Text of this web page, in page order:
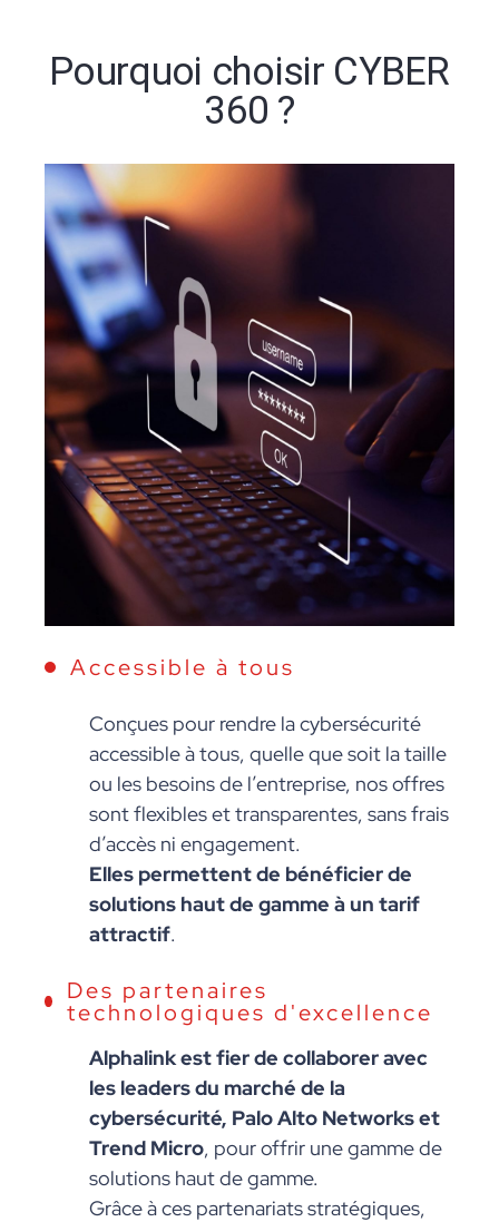
Pourquoi choisir CYBER
360 ?
Accessible à tous
Conçues pour rendre la cybersécurité
accessible à tous, quelle que soit la taille
ou les besoins de l’entreprise, nos offres
sont flexibles et transparentes, sans frais
d’accès ni engagement.
Elles permettent de bénéficier de
solutions haut de gamme à un tarif
attractif.
Des partenaires
technologiques d'excellence
Alphalink est fier de collaborer avec
les leaders du marché de la
cybersécurité, Palo Alto Networks et
Trend Micro, pour offrir une gamme de
solutions haut de gamme.
Grâce à ces partenariats stratégiques,